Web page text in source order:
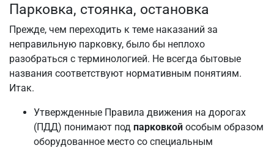
Парковка, стоянка, остановка
Прежде, чем переходить к теме наказаний за
неправильную парковку, было бы неплохо
разобраться с терминологией. Не всегда бытовые
названия соответствуют нормативным понятиям.
Итак.
Утвержденные Правила движения на дорогах
(ПДД) понимают под парковкой особым образом
оборудованное место со специальным